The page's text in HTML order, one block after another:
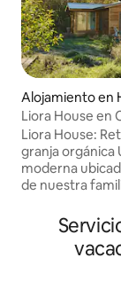
Alojamiento en
Liora House en
Liora House:
granja orgánica Una casa de huéspedes
moderna
de nuestra familia. Diseñado
nuestro amor
creativo que
acres, la casa